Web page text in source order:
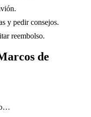
y pedir consejos.
reembolso.
de